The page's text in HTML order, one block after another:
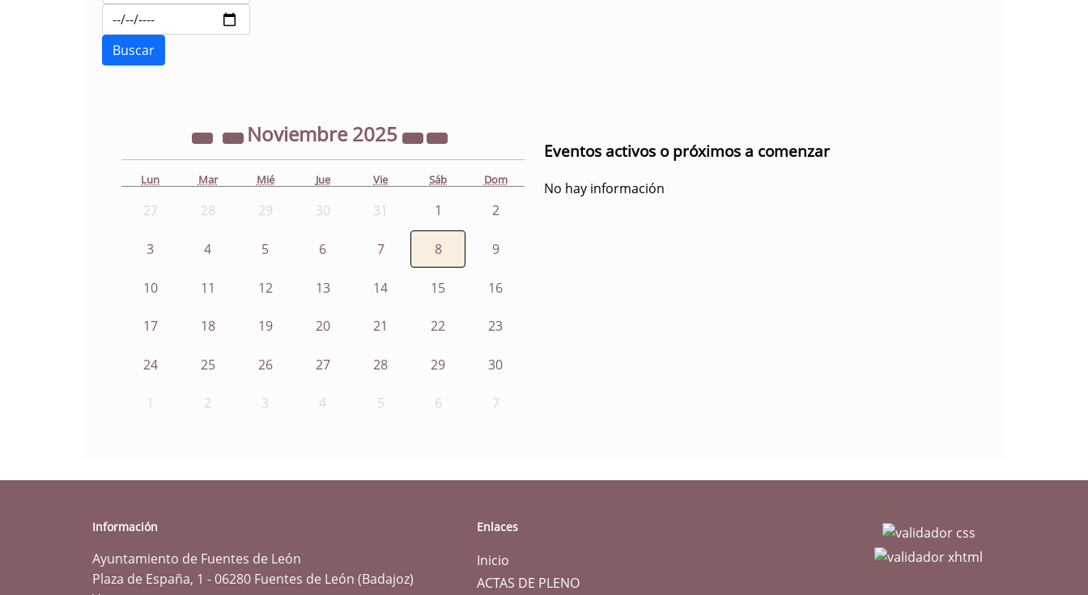
Noviembre2025
Lun Mar Mié Jue Vie Sáb Dom
27 28 29 30 31 1 2
3 4 5 6 7 8 9
10 11 12 13 14 15 16
17 18 19 20 21 22 23
24 25 26 27 28 29 30
1 2 3 4 5 6 7
Eventos activos o próximos a comenzar
No hay información
Información
Ayuntamiento de Fuentes de León
Plaza de España, 1 - 06280 Fuentes de León (Badajoz)
Enlaces
Inicio
ACTAS DE PLENO